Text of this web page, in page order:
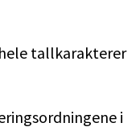
tallkarakterer
i